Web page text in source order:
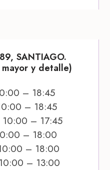
SANTIAGO.
y detalle)
– 18:45
– 18:45
10:00 – 17:45
– 18:00
– 18:00
– 13:00